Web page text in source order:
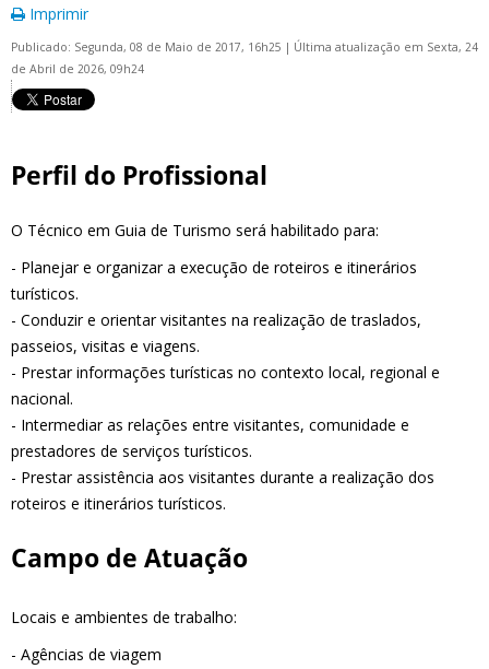
Imprimir
Publicado: Segunda, 08 de Maio de 2017, 16h25 | Última atualização em Sexta, 24
de Abril de 2026, 09h24
Perfil do Profissional
O Técnico em Guia de Turismo será habilitado para:
- Planejar e organizar a execução de roteiros e itinerários
turísticos.
- Conduzir e orientar visitantes na realização de traslados,
passeios, visitas e viagens.
- Prestar informações turísticas no contexto local, regional e
nacional.
- Intermediar as relações entre visitantes, comunidade e
prestadores de serviços turísticos.
- Prestar assistência aos visitantes durante a realização dos
roteiros e itinerários turísticos.
Campo de Atuação
Locais e ambientes de trabalho:
- Agências de viagem